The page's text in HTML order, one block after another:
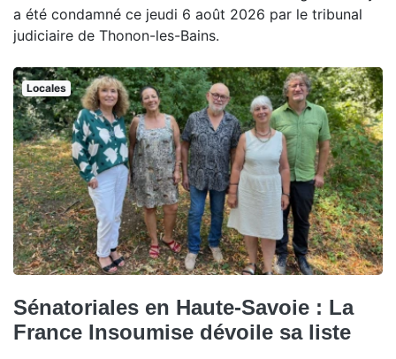
a été condamné ce jeudi 6 août 2026 par le tribunal
judiciaire de Thonon-les-Bains.
Locales
Sénatoriales en Haute-Savoie : La
France Insoumise dévoile sa liste